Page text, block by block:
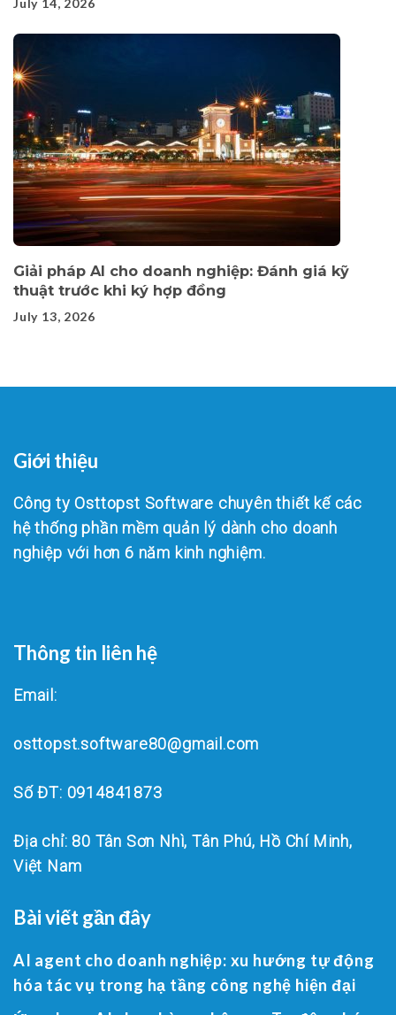
July 14, 2026
Giải pháp AI cho doanh nghiệp: Đánh giá kỹ
thuật trước khi ký hợp đồng
July 13, 2026
Giới thiệu
Công ty Osttopst Software chuyên thiết kế các
hệ thống phần mềm quản lý dành cho doanh
nghiệp với hơn 6 năm kinh nghiệm.
Thông tin liên hệ
Email:
osttopst.software80@gmail.com
Số ĐT: 0914841873
Địa chỉ: 80 Tân Sơn Nhì, Tân Phú, Hồ Chí Minh,
Việt Nam
Bài viết gần đây
AI agent cho doanh nghiệp: xu hướng tự động
hóa tác vụ trong hạ tầng công nghệ hiện đại